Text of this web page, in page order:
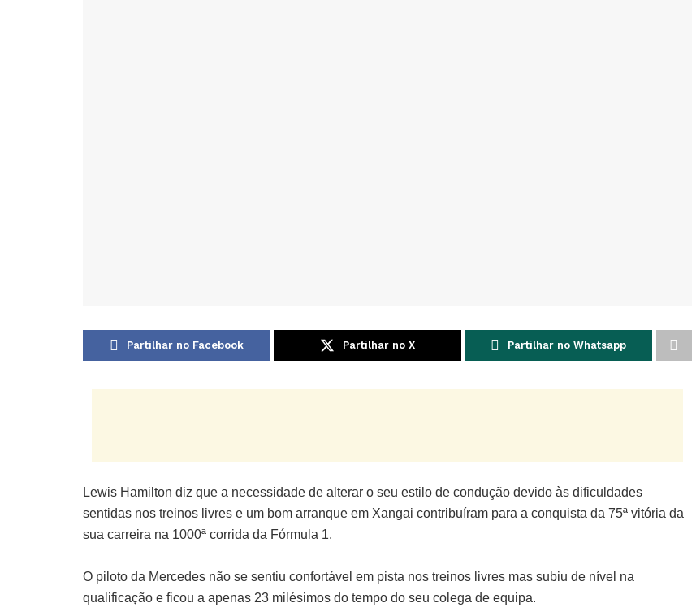
Partilhar no Facebook Partilhar no X Partilhar no Whatsapp
Lewis Hamilton diz que a necessidade de alterar o seu estilo de condução devido às dificuldades
sentidas nos treinos livres e um bom arranque em Xangai contribuíram para a conquista da 75ª vitória da
sua carreira na 1000ª corrida da Fórmula 1.
O piloto da Mercedes não se sentiu confortável em pista nos treinos livres mas subiu de nível na
qualificação e ficou a apenas 23 milésimos do tempo do seu colega de equipa.